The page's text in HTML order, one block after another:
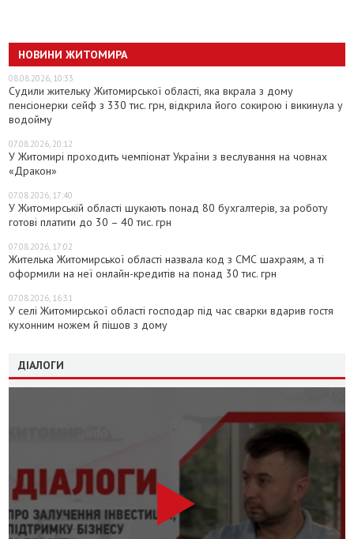
НОВИНИ ЖИТОМИРА
08.08.2026, 10:33
Судили жительку Житомирської області, яка вкрала з дому
пенсіонерки сейф з 330 тис. грн, відкрила його сокирою і викинула у
водойму
07.08.2026, 20:12
У Житомирі проходить чемпіонат України з веслування на човнах
«Дракон»
07.08.2026, 17:40
У Житомирській області шукають понад 80 бухгалтерів, за роботу
готові платити до 30 – 40 тис. грн
07.08.2026, 17:02
Жителька Житомирської області назвала код з СМС шахраям, а ті
оформили на неї онлайн-кредитів на понад 30 тис. грн
07.08.2026, 16:31
У селі Житомирської області господар під час сварки вдарив гостя
кухонним ножем й пішов з дому
ДІАЛОГИ